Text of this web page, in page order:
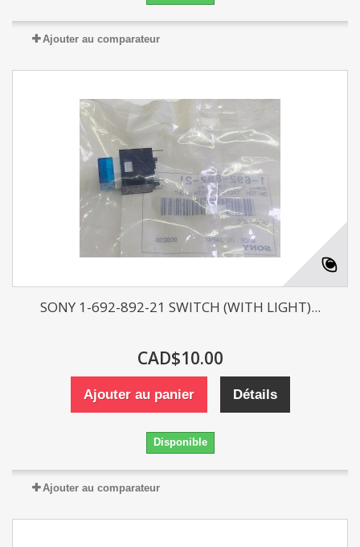
Ajouter au comparateur
SONY 1-692-892-21 SWITCH (WITH LIGHT)...
CAD$10.00
Ajouter au panier Détails
Disponible
Ajouter au comparateur